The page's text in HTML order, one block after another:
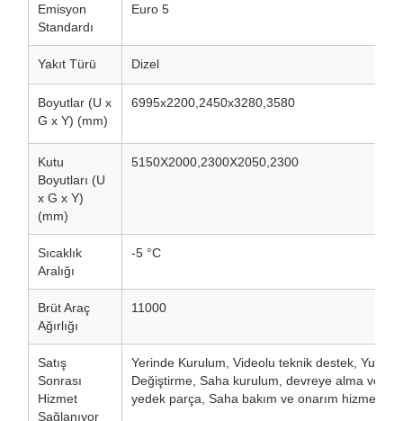
Emisyon
Standardı
Euro 5
Yakıt Türü Dizel
Boyutlar (U x
G x Y) (mm)
6995x2200,2450x3280,3580
Kutu
Boyutları (U
x G x Y)
(mm)
5150X2000,2300X2050,2300
Sıcaklık
Aralığı
-5 °C
Brüt Araç
Ağırlığı
11000
Satış
Sonrası
Hizmet
Sağlanıyor
Yerinde Kurulum, Videolu teknik destek,
Değiştirme, Saha kurulum, devreye alma ve
yedek parça, Saha bakım ve onarım hizmeti